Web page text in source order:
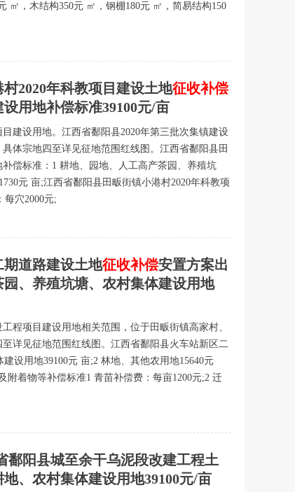
㎡，木结构350元 ㎡，钢棚180元 ㎡，简易结构150
2020年科教项目建设土地征收补偿
用地补偿标准39100元/亩
建设用地。江西省鄱阳县2020年第三批次集镇建设
体宗地四至详见征地范围红线图。江西省鄱阳县田
偿标准：1 耕地、园地、人工高产茶园、养殖坑
元 亩;江西省鄱阳县田畈街镇小港村2020年科教项
每穴2000元;
道路建设土地征收补偿安置方案出
、养殖坑塘、农村集体建设用地
程项目建设用地相关范围，位于田畈街镇高家村、
详见征地范围红线图。江西省鄱阳县火车站新区二
设用地39100元 亩;2 林地、其他农用地15640元
附着物等补偿标准1 青苗补偿费：每亩1200元;2 迁
鄱阳县城至余干乌泥段改建工程土
、农村集体建设用地39100元/亩